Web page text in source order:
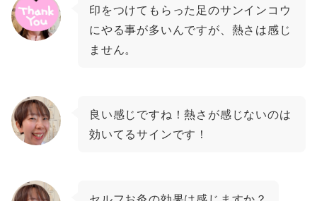
印をつけてもらった足のサンインコウ
にやる事が多いんですが、熱さは感じ
ません。
良い感じですね！熱さが感じないのは
効いてるサインです！